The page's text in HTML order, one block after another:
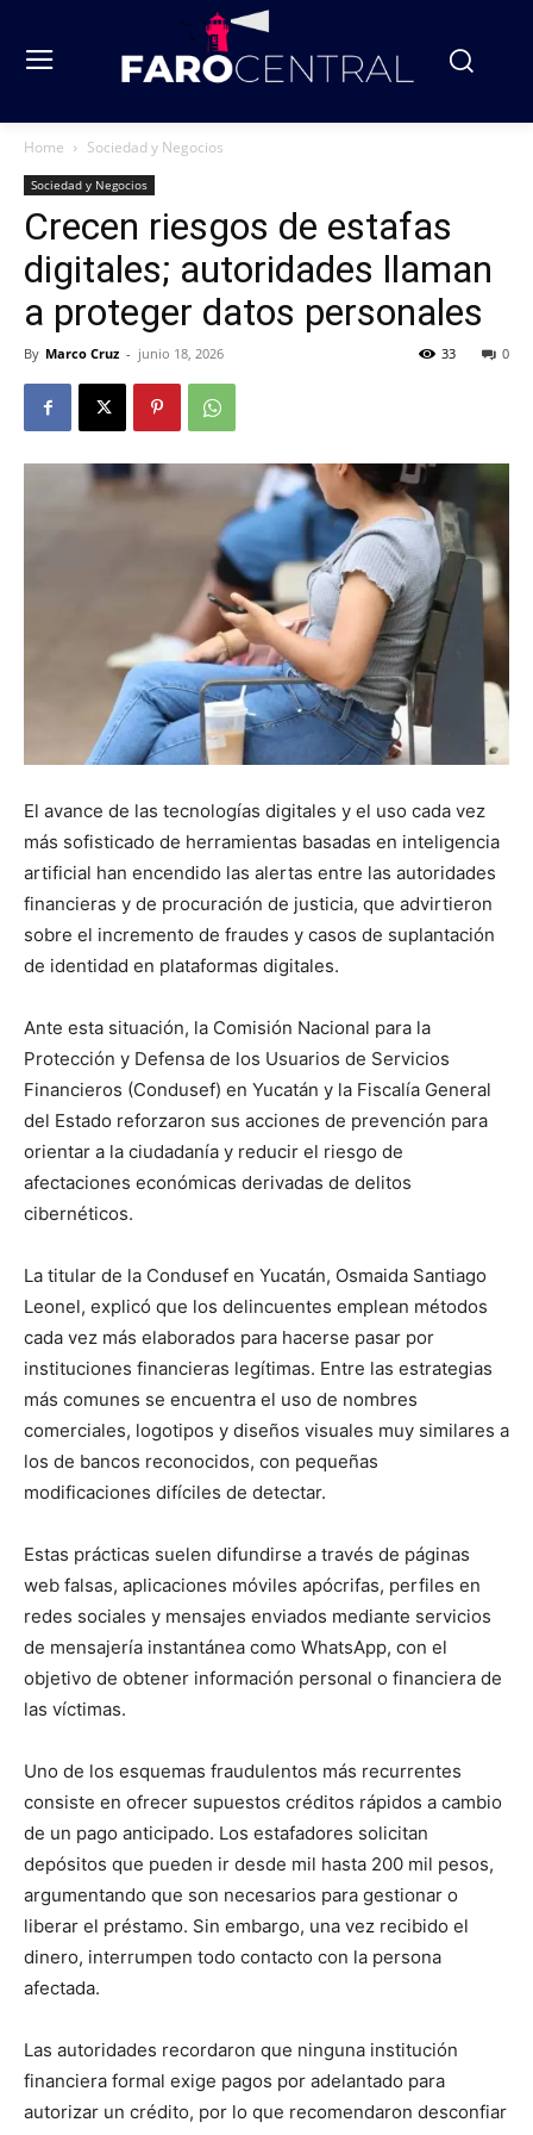
Home Sociedad y Negocios
Sociedad y Negocios
Crecen riesgos de estafas
digitales; autoridades llaman
a proteger datos personales
By Marco Cruz - junio 18, 2026 0
33
El avance de las tecnologías digitales y el uso cada vez
más sofisticado de herramientas basadas en inteligencia
artificial han encendido las alertas entre las autoridades
financieras y de procuración de justicia, que advirtieron
sobre el incremento de fraudes y casos de suplantación
de identidad en plataformas digitales.
Ante esta situación, la Comisión Nacional para la
Protección y Defensa de los Usuarios de Servicios
Financieros (Condusef) en Yucatán y la Fiscalía General
del Estado reforzaron sus acciones de prevención para
orientar a la ciudadanía y reducir el riesgo de
afectaciones económicas derivadas de delitos
cibernéticos.
La titular de la Condusef en Yucatán, Osmaida Santiago
Leonel, explicó que los delincuentes emplean métodos
cada vez más elaborados para hacerse pasar por
instituciones financieras legítimas. Entre las estrategias
más comunes se encuentra el uso de nombres
comerciales, logotipos y diseños visuales muy similares a
los de bancos reconocidos, con pequeñas
modificaciones difíciles de detectar.
Estas prácticas suelen difundirse a través de páginas
web falsas, aplicaciones móviles apócrifas, perfiles en
redes sociales y mensajes enviados mediante servicios
de mensajería instantánea como WhatsApp, con el
objetivo de obtener información personal o financiera de
las víctimas.
Uno de los esquemas fraudulentos más recurrentes
consiste en ofrecer supuestos créditos rápidos a cambio
de un pago anticipado. Los estafadores solicitan
depósitos que pueden ir desde mil hasta 200 mil pesos,
argumentando que son necesarios para gestionar o
liberar el préstamo. Sin embargo, una vez recibido el
dinero, interrumpen todo contacto con la persona
afectada.
Las autoridades recordaron que ninguna institución
financiera formal exige pagos por adelantado para
autorizar un crédito, por lo que recomendaron desconfiar